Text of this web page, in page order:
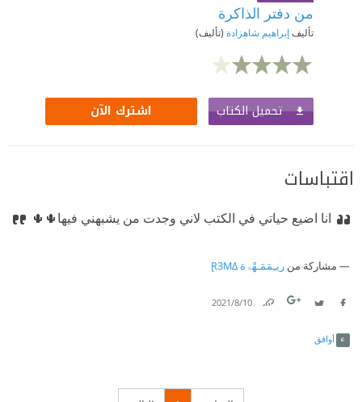
من دفتر الذاكرة
تأليفإبراهيم شاهزادة (تأليف)
تحميل الكتاب اشترك الآن
اقتباسات
انا اضيع حياتي في الكتب لاني وجدت من يشبهني فيها🌵🌵
مشاركة من ريـِمَمَـهْۃهَ ⱤЗMΔ
10‏/8‏/2021
أوافق